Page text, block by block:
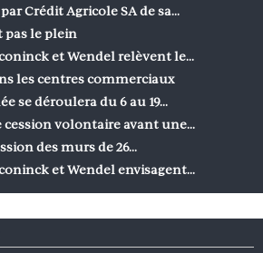
Crédit Agricole SA de sa…
pas le plein
et Wendel relèvent le…
les centres commerciaux
se déroulera du 6 au 19…
cession volontaire avant une…
des murs de 26…
et Wendel envisagent…